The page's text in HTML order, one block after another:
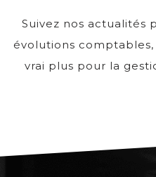
Suivez nos actualités
évolutions
vrai plus pour la